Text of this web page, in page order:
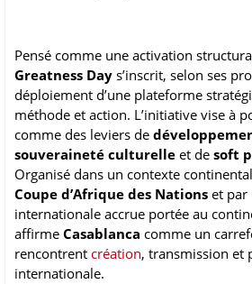
Pensé comme une activation
Greatness Day s’inscrit, selon ses
déploiement d’une plateforme
méthode et action. L’initiative vise à
comme des leviers de
souveraineté culturelle et de soft
Organisé dans un contexte
Coupe d’Afrique des Nations et par
internationale accrue portée au
affirme Casablanca comme un
rencontrent création, transmission et
internationale.